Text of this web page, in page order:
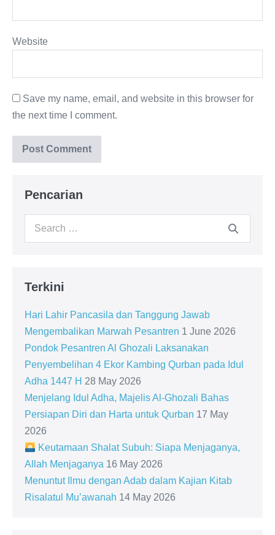
Website
Save my name, email, and website in this browser for
the next time I comment.
Pencarian
Search
Terkini
Hari Lahir Pancasila dan Tanggung Jawab
Mengembalikan Marwah Pesantren 1 June 2026
Pondok Pesantren Al Ghozali Laksanakan
Penyembelihan 4 Ekor Kambing Qurban pada Idul
Adha 1447 H 28 May 2026
Menjelang Idul Adha, Majelis Al-Ghozali Bahas
Persiapan Diri dan Harta untuk Qurban 17 May
2026
Keutamaan Shalat Subuh: Siapa Menjaganya,
Allah Menjaganya 16 May 2026
Menuntut Ilmu dengan Adab dalam Kajian Kitab
Risalatul Mu’awanah 14 May 2026